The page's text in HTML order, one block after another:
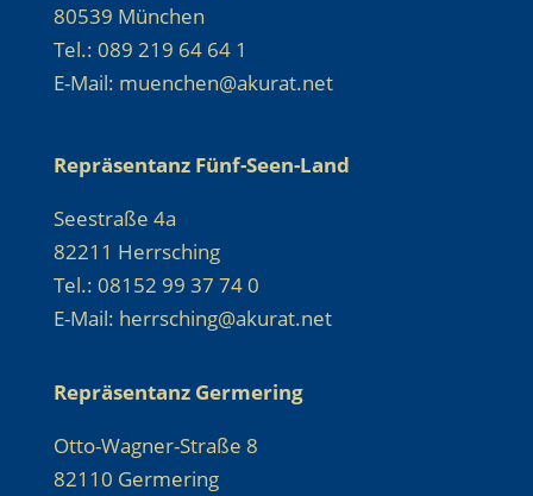
80539 München
Tel.: 089 219 64 64 1
E-Mail: muenchen@akurat.net
Repräsentanz Fünf-Seen-Land
Seestraße 4a
82211 Herrsching
Tel.: 08152 99 37 74 0
E-Mail: herrsching@akurat.net
Repräsentanz Germering
Otto-Wagner-Straße 8
82110 Germering